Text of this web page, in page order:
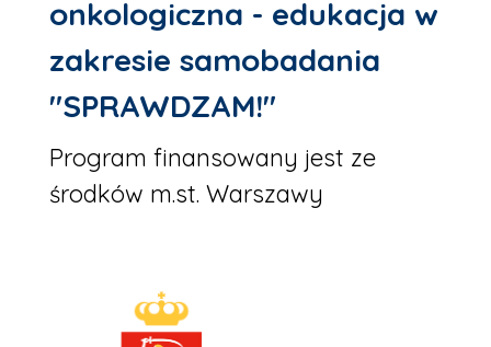
onkologiczna - edukacja w
zakresie samobadania
"SPRAWDZAM!"
Program finansowany jest ze
środków m.st. Warszawy